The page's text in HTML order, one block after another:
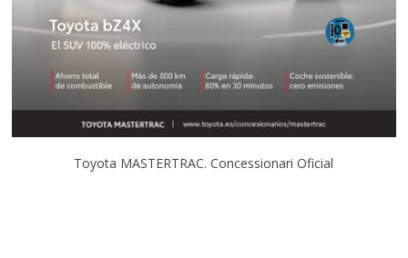
Toyota MASTERTRAC. Concessionari Oficial